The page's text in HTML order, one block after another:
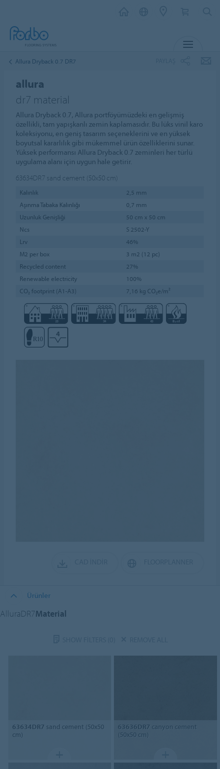
Allura Dryback 0.7 DR7
allura
dr7 material
Allura Dryback 0.7, Allura portföyümüzdeki en gelişmiş
özellikli, tam yapışkanlı zemin kaplamasıdır. Bu lüks vinil karo
koleksiyonu, en geniş tasarım seçeneklerini ve en yüksek
boyutsal kararlılık gibi mükemmel ürün özelliklerini sunar.
Yüksek performansı Allura Dryback 0.7 zeminleri her türlü
uygulama alanı için uygun hale getirir.
63634DR7 sand cement (50x50 cm)
Kalınlık
2,5 mm
Aşınma Tabaka Kalınlığı
0,7 mm
Uzunluk Genişliği
50 cm x 50 cm
Ncs
S 2502-Y
Lrv
46%
M2 per box
3 m2 (12 pc)
Recycled content
27%
Renewable electricity
100%
CO₂ footprint (A1-A3)
7,16 kg CO₂e/m²
Ürünler
AlluraDR7Material
63634DR7 sand cement (50x50
cm)
63636DR7 canyon cement
(50x50 cm)